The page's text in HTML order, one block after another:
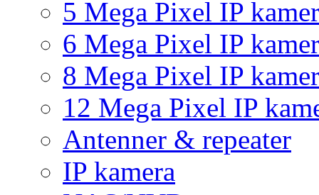
5 Mega Pixel IP
6 Mega Pixel IP
8 Mega Pixel IP
12 Mega Pixel IP
Antenner & repeater
IP kamera